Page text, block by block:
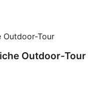
Outdoor-Tour